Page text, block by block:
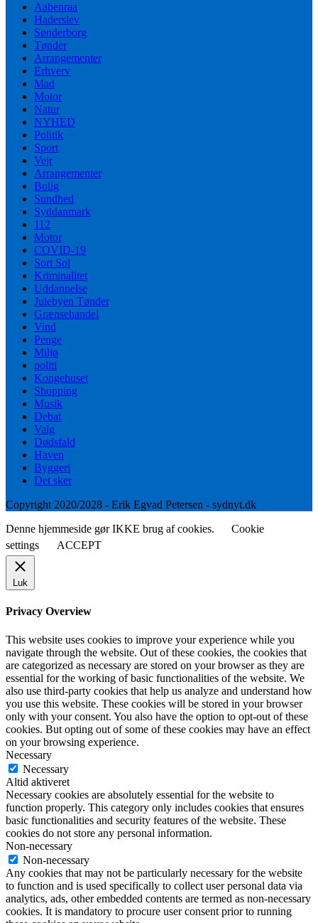
Aabenraa
Haderslev
Sønderborg
Tønder
Arrangementer
Erhverv
Mad
Motor
Natur
NYHED
Politik
Sport
Vejr
Arrangementer
Bolig
Sundhed
Syddanmark
112
Motor
COVID-19
Sort Sol
Kriminalitet
Uddannelse
Julebyen Tønder
Grænsehandel
Vind
Penge
Miljø
politi
Kongehuset
Shopping
Musik
Debat
Valg
Dødsfald
Haven
Byggeri
Det sker
Copyright 2020/2028 - Erik Egvad Petersen - sydnyt.dk
Denne hjemmeside gør IKKE brug af cookies.
Cookie
settings
ACCEPT
Luk
Privacy Overview
This website uses cookies to improve your experience while you
navigate through the website. Out of these cookies, the cookies that
are categorized as necessary are stored on your browser as they are
essential for the working of basic functionalities of the website. We
also use third-party cookies that help us analyze and understand how
you use this website. These cookies will be stored in your browser
only with your consent. You also have the option to opt-out of these
cookies. But opting out of some of these cookies may have an effect
on your browsing experience.
Necessary
Necessary
Altid aktiveret
Necessary cookies are absolutely essential for the website to
function properly. This category only includes cookies that ensures
basic functionalities and security features of the website. These
cookies do not store any personal information.
Non-necessary
Non-necessary
Any cookies that may not be particularly necessary for the website
to function and is used specifically to collect user personal data via
analytics, ads, other embedded contents are termed as non-necessary
cookies. It is mandatory to procure user consent prior to running